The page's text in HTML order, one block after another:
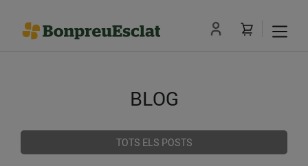
BLOG
TOTS ELS POSTS